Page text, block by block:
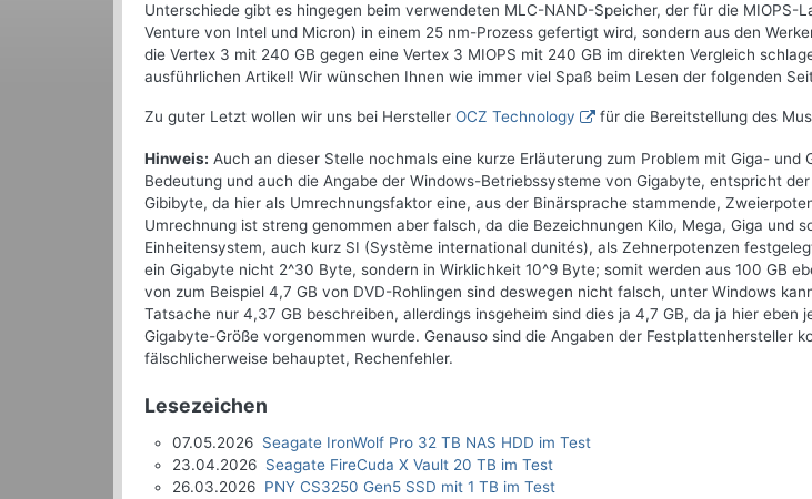
Unterschiede gibt es hingegen beim verwendeten MLC-NAND-Speicher, der für die MIOPS-
Venture von Intel und Micron) in einem 25 nm-Prozess gefertigt wird, sondern aus den
die Vertex 3 mit 240 GB gegen eine Vertex 3 MIOPS mit 240 GB im direkten Vergleich
ausführlichen Artikel! Wir wünschen Ihnen wie immer viel Spaß beim Lesen der folgenden
Zu guter Letzt wollen wir uns bei Hersteller OCZ Technology für die Bereitstellung des
Hinweis: Auch an dieser Stelle nochmals eine kurze Erläuterung zum Problem mit Giga- und
Bedeutung und auch die Angabe der Windows-Betriebssysteme von Gigabyte, entspricht
Gibibyte, da hier als Umrechnungsfaktor eine, aus der Binärsprache stammende,
Umrechnung ist streng genommen aber falsch, da die Bezeichnungen Kilo, Mega, Giga und
Einheitensystem, auch kurz SI (Système international dunités), als Zehnerpotenzen
ein Gigabyte nicht 2^30 Byte, sondern in Wirklichkeit 10^9 Byte; somit werden aus 100 GB
von zum Beispiel 4,7 GB von DVD-Rohlingen sind deswegen nicht falsch, unter Windows
Tatsache nur 4,37 GB beschreiben, allerdings insgeheim sind dies ja 4,7 GB, da ja hier eben
Gigabyte-Größe vorgenommen wurde. Genauso sind die Angaben der Festplattenhersteller
fälschlicherweise behauptet, Rechenfehler.
Lesezeichen
07.05.2026 Seagate IronWolf Pro 32 TB NAS HDD im Test
23.04.2026 Seagate FireCuda X Vault 20 TB im Test
26.03.2026 PNY CS3250 Gen5 SSD mit 1 TB im Test